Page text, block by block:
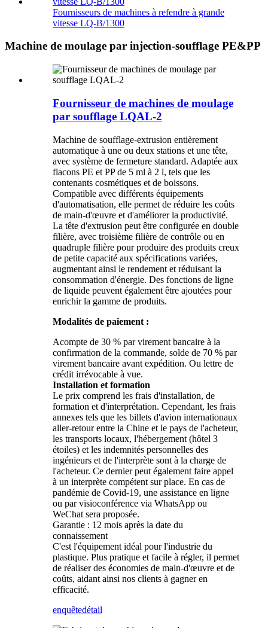
Fournisseurs de machines à refendre à grande
vitesse LQ-B/1300
Machine de moulage par injection-soufflage PE&PP
Fournisseur de machines de moulage
par soufflage LQAL-2
Machine de soufflage-extrusion entièrement
automatique à une ou deux stations et une tête,
avec système de fermeture standard. Adaptée aux
flacons PE et PP de 5 ml à 2 l, tels que les
contenants cosmétiques et de boissons.
Compatible avec différents équipements
d'automatisation, elle permet de réduire les coûts
de main-d'œuvre et d'améliorer la productivité.
La tête d'extrusion peut être configurée en double
filière, avec troisième filière de contrôle ou en
quadruple filière pour produire des produits creux
de petite capacité aux spécifications variées,
augmentant ainsi le rendement et réduisant la
consommation d'énergie. Des fonctions de ligne
de liquide peuvent également être ajoutées pour
enrichir la gamme de produits.
Modalités de paiement :
Acompte de 30 % par virement bancaire à la
confirmation de la commande, solde de 70 % par
virement bancaire avant expédition. Ou lettre de
crédit irrévocable à vue.
Installation et formation
Le prix comprend les frais d'installation, de
formation et d'interprétation. Cependant, les frais
annexes tels que les billets d'avion internationaux
aller-retour entre la Chine et le pays de l'acheteur,
les transports locaux, l'hébergement (hôtel 3
étoiles) et les indemnités personnelles des
ingénieurs et de l'interprète sont à la charge de
l'acheteur. Ce dernier peut également faire appel
à un interprète compétent sur place. En cas de
pandémie de Covid-19, une assistance en ligne
ou par visioconférence via WhatsApp ou
WeChat sera proposée.
Garantie : 12 mois après la date du
connaissement
C'est l'équipement idéal pour l'industrie du
plastique. Plus pratique et facile à régler, il permet
de réaliser des économies de main-d'œuvre et de
coûts, aidant ainsi nos clients à gagner en
efficacité.
enquêtedétail